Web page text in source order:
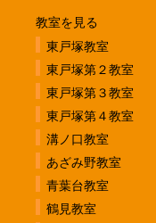
教室を見る
東戸塚教室
東戸塚第２教室
東戸塚第３教室
東戸塚第４教室
溝ノ口教室
あざみ野教室
青葉台教室
鶴見教室